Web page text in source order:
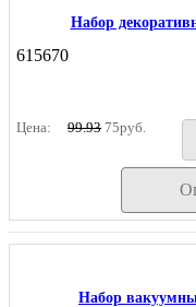
Набор
615670
Цена: 99.93 75руб.
Набор